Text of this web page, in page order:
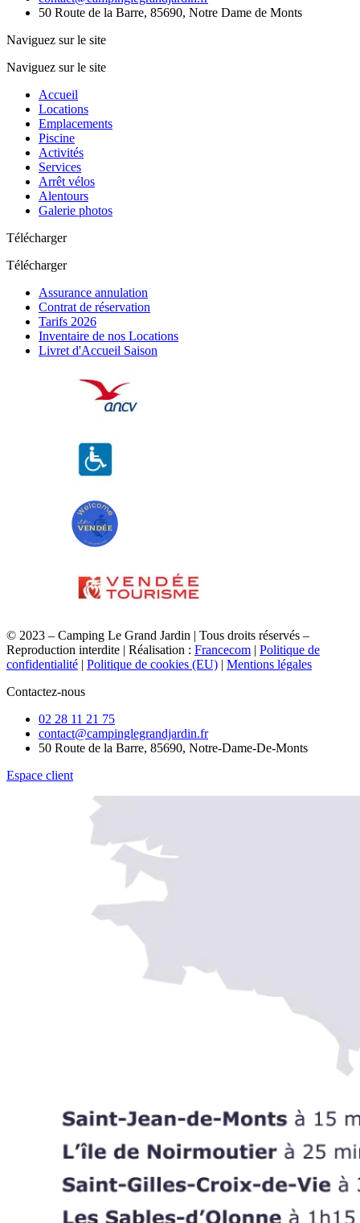
50 Route de la Barre, 85690, Notre Dame de Monts
Naviguez sur le site
Naviguez sur le site
Accueil
Locations
Emplacements
Piscine
Activités
Services
Arrêt vélos
Alentours
Galerie photos
Télécharger
Télécharger
Assurance annulation
Contrat de réservation
Tarifs 2026
Inventaire de nos Locations
Livret d'Accueil Saison
© 2023 – Camping Le Grand Jardin | Tous droits réservés –
Reproduction interdite | Réalisation : Francecom | Politique de
confidentialité | Politique de cookies (EU) | Mentions légales
Contactez-nous
02 28 11 21 75
contact@campinglegrandjardin.fr
50 Route de la Barre, 85690, Notre-Dame-De-Monts
Espace client